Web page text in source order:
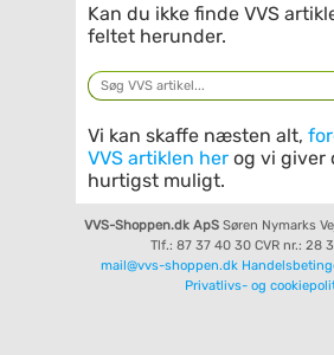
Kan du ikke finde VVS
feltet herunder.
Vi kan skaffe næsten alt,
VVS artiklen her og vi giver
hurtigst muligt.
VVS-Shoppen.dk ApS Søren Nymarks
Tlf.: 87 37 40 30 CVR nr.: 28
mail@vvs-shoppen.dk
Privatlivs- og